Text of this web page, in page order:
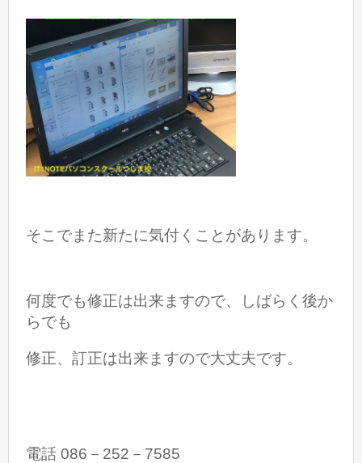
そこでまた新たに気付くことがあります。
何度でも修正は出来ますので、しばらく後か
らでも
修正、訂正は出来ますので大丈夫です。
電話 086－252－7585